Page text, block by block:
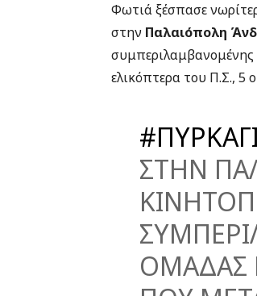
Φωτιά ξέσπασε
στην Παλαιόπολη
ελικόπτερα του Π.Σ., 5
ΣΤΗΝ
ΟΜΑΔΑΣ